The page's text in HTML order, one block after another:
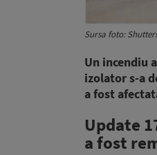
Sursa foto:
Un incendiu
izolator s-a
a fost
Update
a fost